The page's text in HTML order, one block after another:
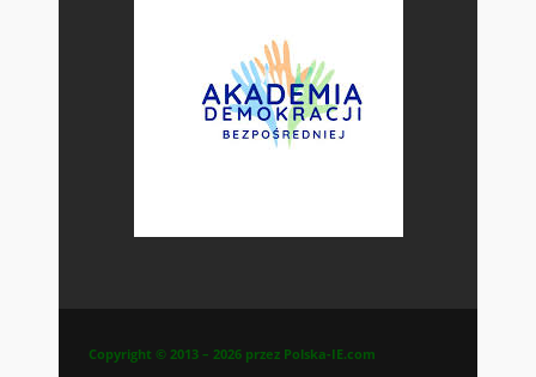
Copyright © 2013 – 2026 przez Polska-IE.com